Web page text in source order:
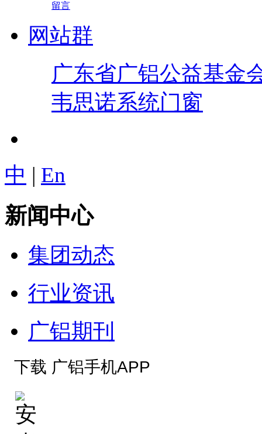
留言
网站群
广东省广铝公益基金
韦思诺系统门窗
中 | En
新闻中心
集团动态
行业资讯
广铝期刊
下载 广铝手机APP